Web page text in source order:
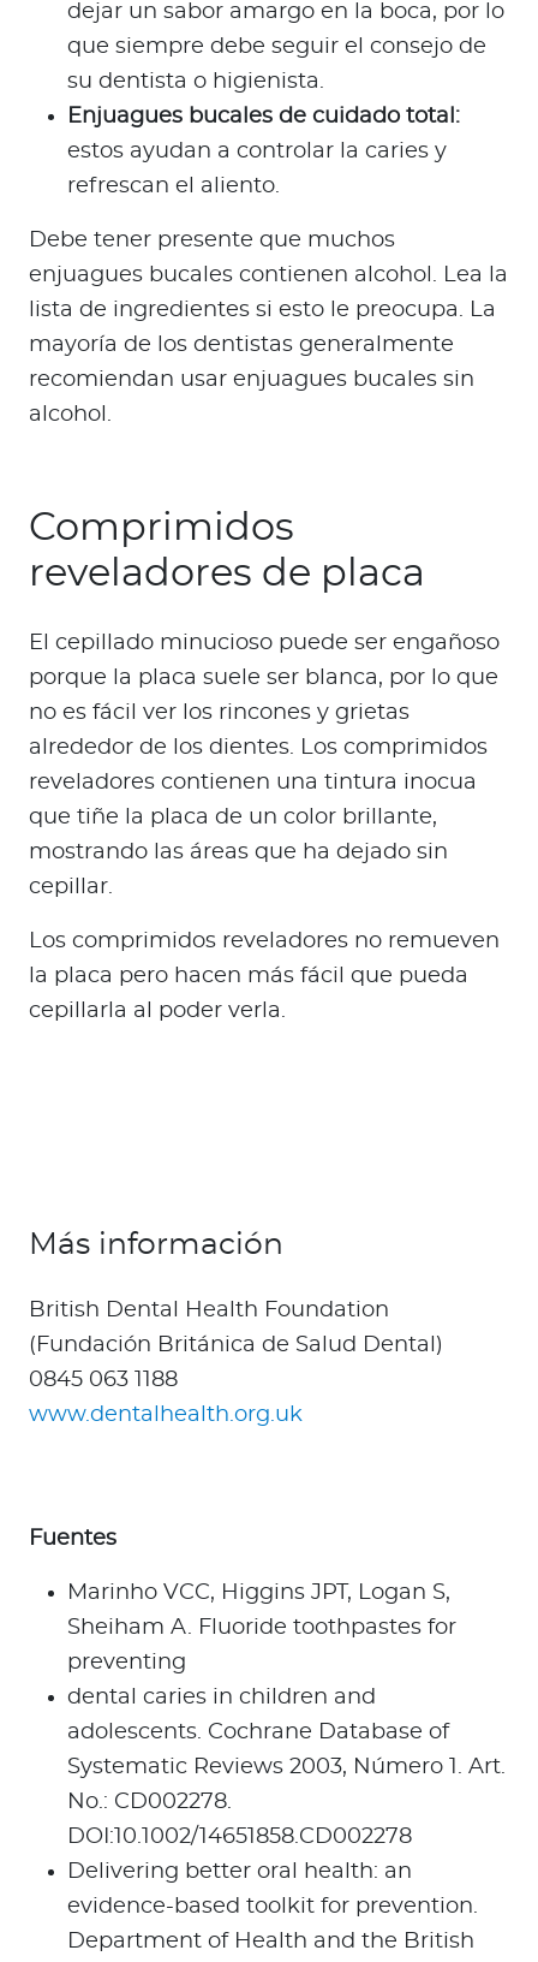
dejar un sabor amargo en la boca, por lo
que siempre debe seguir el consejo de
su dentista o higienista.
Enjuagues bucales de cuidado total:
estos ayudan a controlar la caries y
refrescan el aliento.
Debe tener presente que muchos
enjuagues bucales contienen alcohol. Lea la
lista de ingredientes si esto le preocupa. La
mayoría de los dentistas generalmente
recomiendan usar enjuagues bucales sin
alcohol.
Comprimidos
reveladores de placa
El cepillado minucioso puede ser engañoso
porque la placa suele ser blanca, por lo que
no es fácil ver los rincones y grietas
alrededor de los dientes. Los comprimidos
reveladores contienen una tintura inocua
que tiñe la placa de un color brillante,
mostrando las áreas que ha dejado sin
cepillar.
Los comprimidos reveladores no remueven
la placa pero hacen más fácil que pueda
cepillarla al poder verla.
Más información
British Dental Health Foundation
(Fundación Británica de Salud Dental)
0845 063 1188
www.dentalhealth.org.uk
Fuentes
Marinho VCC, Higgins JPT, Logan S,
Sheiham A. Fluoride toothpastes for
preventing
dental caries in children and
adolescents. Cochrane Database of
Systematic Reviews 2003, Número 1. Art.
No.: CD002278.
DOI:10.1002/14651858.CD002278
Delivering better oral health: an
evidence-based toolkit for prevention.
Department of Health and the British